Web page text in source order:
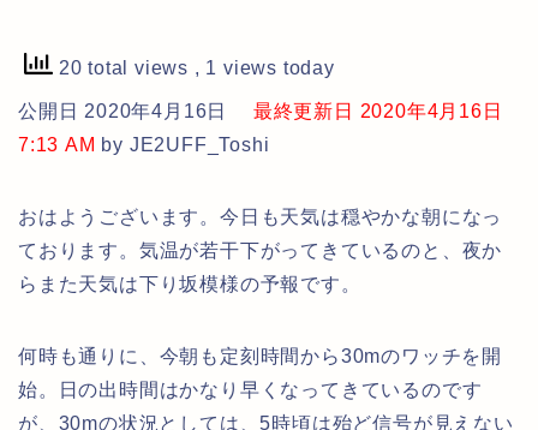
20 total views , 1 views today
公開日 2020年4月16日
最終更新日 2020年4月16日
7:13 AM by JE2UFF_Toshi
おはようございます。今日も天気は穏やかな朝になっ
ております。気温が若干下がってきているのと、夜か
らまた天気は下り坂模様の予報です。
何時も通りに、今朝も定刻時間から30mのワッチを開
始。日の出時間はかなり早くなってきているのです
が、30mの状況としては、5時頃は殆ど信号が見えない